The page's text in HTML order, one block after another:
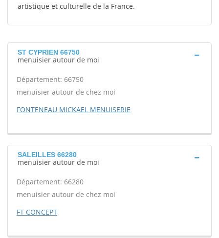
artistique et culturelle de la France.
ST CYPRIEN 66750
menuisier autour de moi
Département: 66750
menuisier autour de chez moi
FONTENEAU MICKAEL MENUISERIE
SALEILLES 66280
menuisier autour de moi
Département: 66280
menuisier autour de chez moi
FT CONCEPT